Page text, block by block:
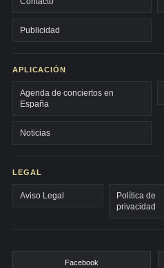
Publicidad
APLICACIÓN
Agenda de conciertos en
España
Noticias
LEGAL
Aviso Legal
Política de
privacidad
Facebook